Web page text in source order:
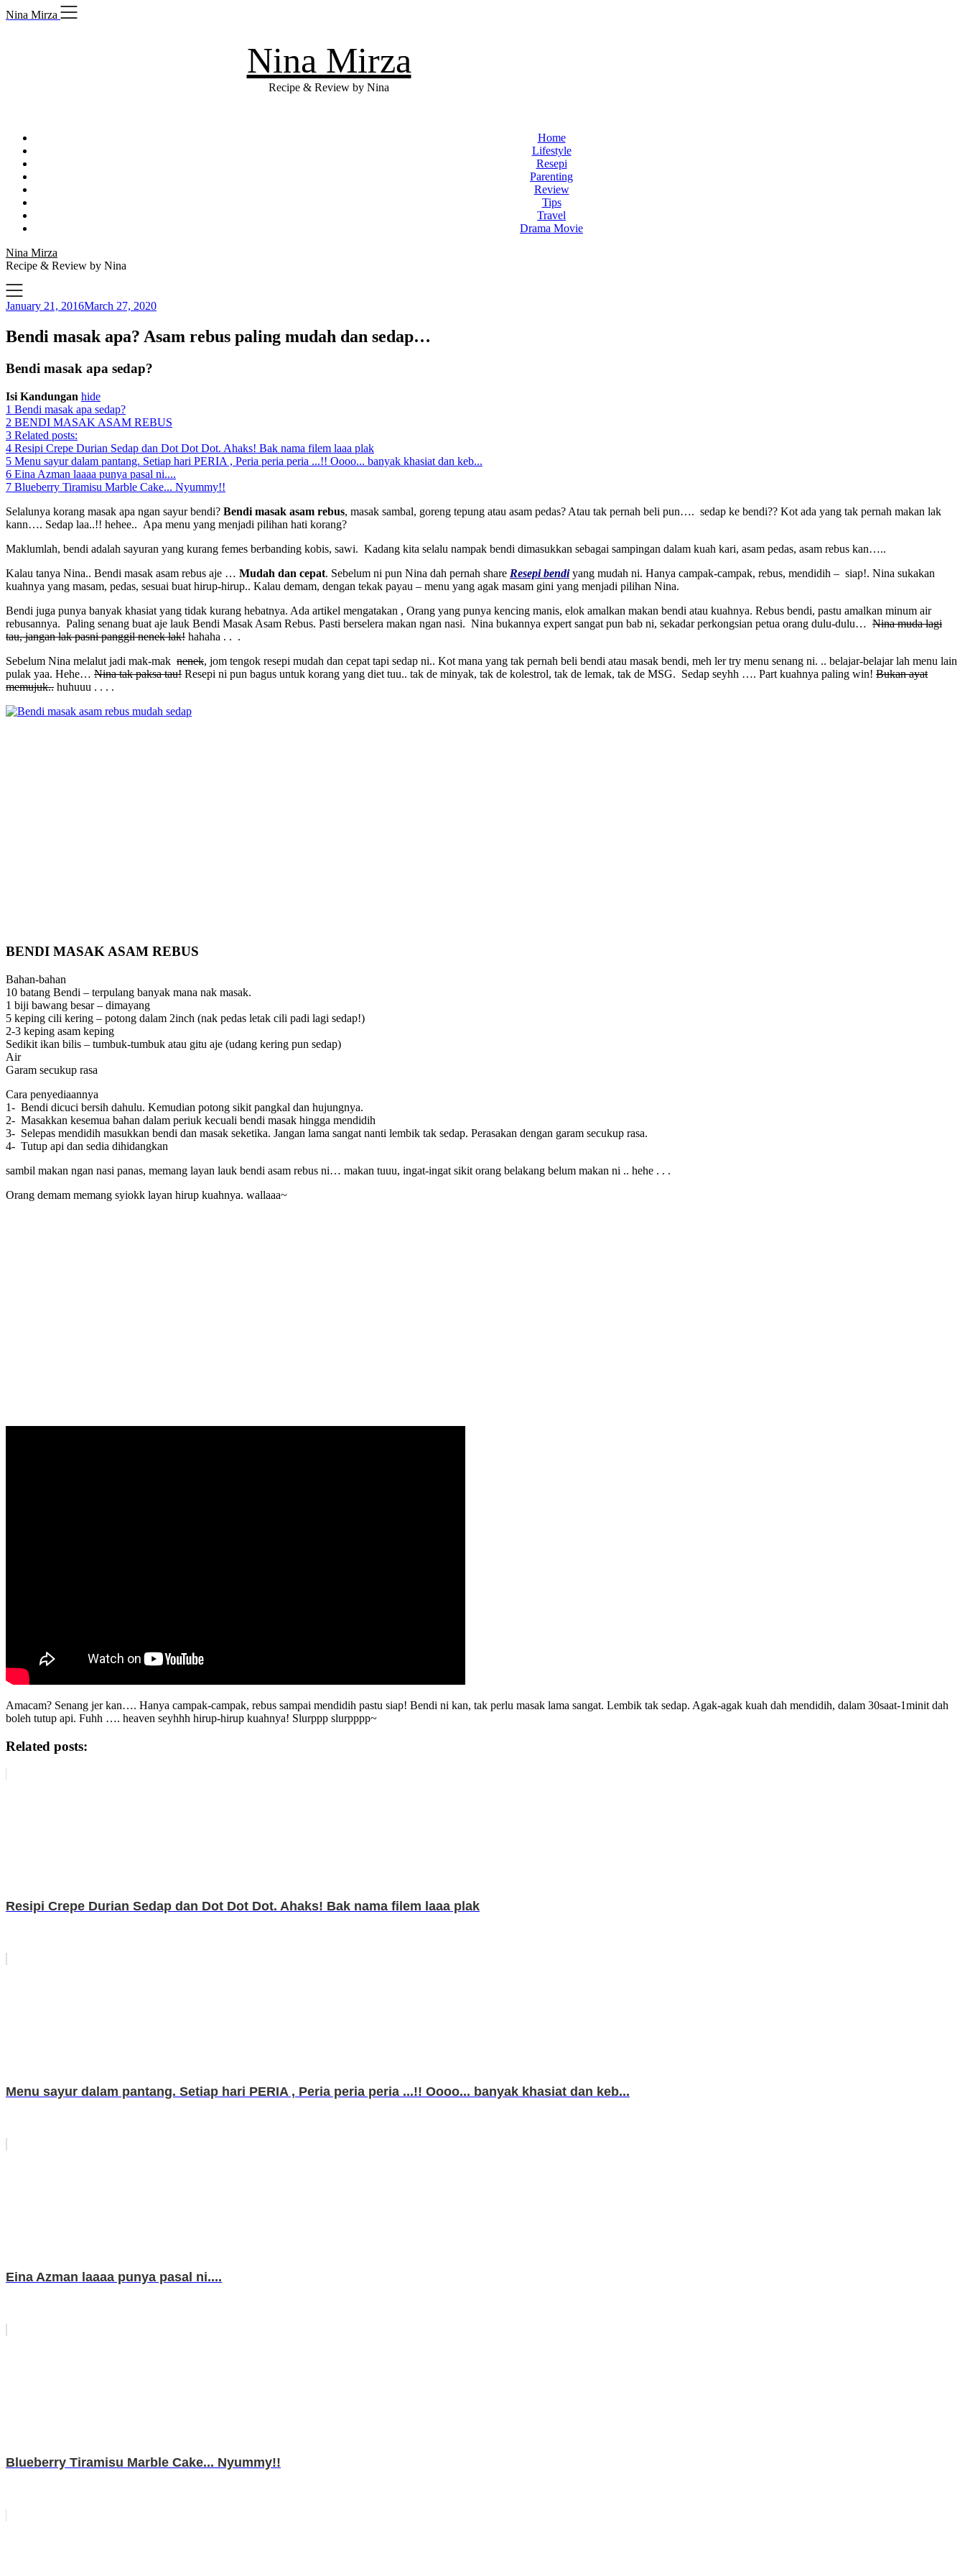
Skip
to
Nina Mirza
Nina Mirza
Recipe & Review by Nina
Home
Lifestyle
Resepi
Parenting
Review
Tips
Travel
Drama Movie
Nina Mirza
Recipe & Review by Nina
January 21, 2016March 27, 2020
Bendi masak apa? Asam rebus paling mudah dan sedap…
Bendi masak apa sedap?
Isi Kandungan hide
1 Bendi masak apa sedap?
2 BENDI MASAK ASAM REBUS
3 Related posts:
4 Resipi Crepe Durian Sedap dan Dot Dot Dot. Ahaks! Bak nama filem laaa plak
5 Menu sayur dalam pantang. Setiap hari PERIA , Peria peria peria ...!! Oooo... banyak khasiat dan keb...
6 Eina Azman laaaa punya pasal ni....
7 Blueberry Tiramisu Marble Cake... Nyummy!!
Selalunya korang masak apa ngan sayur bendi? Bendi masak asam rebus, masak sambal, goreng tepung atau asam pedas? Atau tak pernah beli pun…. sedap ke bendi?? Kot ada yang tak pernah makan lak
kann…. Sedap laa..!! hehee.. Apa menu yang menjadi pilihan hati korang?
Maklumlah, bendi adalah sayuran yang kurang femes berbanding kobis, sawi. Kadang kita selalu nampak bendi dimasukkan sebagai sampingan dalam kuah kari, asam pedas, asam rebus kan…..
Kalau tanya Nina.. Bendi masak asam rebus aje … Mudah dan cepat. Sebelum ni pun Nina dah pernah share Resepi bendiyang mudah ni. Hanya campak-campak, rebus, mendidih – siap!. Nina sukakan
kuahnya yang masam, pedas, sesuai buat hirup-hirup.. Kalau demam, dengan tekak payau – menu yang agak masam gini yang menjadi pilihan Nina.
Bendi juga punya banyak khasiat yang tidak kurang hebatnya. Ada artikel mengatakan , Orang yang punya kencing manis, elok amalkan makan bendi atau kuahnya. Rebus bendi, pastu amalkan minum air
rebusannya. Paling senang buat aje lauk Bendi Masak Asam Rebus. Pasti berselera makan ngan nasi. Nina bukannya expert sangat pun bab ni, sekadar perkongsian petua orang dulu-dulu… Nina muda lagi
tau, jangan lak pasni panggil nenek lak! hahaha . . .
Sebelum Nina melalut jadi mak-mak nenek, jom tengok resepi mudah dan cepat tapi sedap ni.. Kot mana yang tak pernah beli bendi atau masak bendi, meh ler try menu senang ni. .. belajar-belajar lah menu lain
pulak yaa. Hehe… Nina tak paksa tau! Resepi ni pun bagus untuk korang yang diet tuu.. tak de minyak, tak de kolestrol, tak de lemak, tak de MSG. Sedap seyhh …. Part kuahnya paling win! Bukan ayat
memujuk.. huhuuu . . . .
BENDI MASAK ASAM REBUS
Bahan-bahan
10 batang Bendi – terpulang banyak mana nak masak.
1 biji bawang besar – dimayang
5 keping cili kering – potong dalam 2inch (nak pedas letak cili padi lagi sedap!)
2-3 keping asam keping
Sedikit ikan bilis – tumbuk-tumbuk atau gitu aje (udang kering pun sedap)
Air
Garam secukup rasa
Cara penyediaannya
1- Bendi dicuci bersih dahulu. Kemudian potong sikit pangkal dan hujungnya.
2- Masakkan kesemua bahan dalam periuk kecuali bendi masak hingga mendidih
3- Selepas mendidih masukkan bendi dan masak seketika. Jangan lama sangat nanti lembik tak sedap. Perasakan dengan garam secukup rasa.
4- Tutup api dan sedia dihidangkan
sambil makan ngan nasi panas, memang layan lauk bendi asam rebus ni… makan tuuu, ingat-ingat sikit orang belakang belum makan ni .. hehe . . .
Orang demam memang syiokk layan hirup kuahnya. wallaaa~
Amacam? Senang jer kan…. Hanya campak-campak, rebus sampai mendidih pastu siap! Bendi ni kan, tak perlu masak lama sangat. Lembik tak sedap. Agak-agak kuah dah mendidih, dalam 30saat-1minit dah
boleh tutup api. Fuhh …. heaven seyhhh hirup-hirup kuahnya! Slurppp slurpppp~
Related posts:
Resipi Crepe Durian Sedap dan Dot Dot Dot. Ahaks! Bak nama filem laaa plak
Menu sayur dalam pantang. Setiap hari PERIA , Peria peria peria ...!! Oooo... banyak khasiat dan keb...
Eina Azman laaaa punya pasal ni....
Blueberry Tiramisu Marble Cake... Nyummy!!